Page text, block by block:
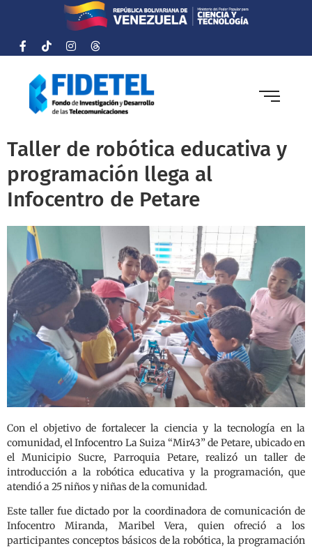
Taller de robótica educativa y
programación llega al
Infocentro de Petare
Con el objetivo de fortalecer la ciencia y la tecnología en la
comunidad, el Infocentro La Suiza “Mir43” de Petare, ubicado en
el Municipio Sucre, Parroquia Petare, realizó un taller de
introducción a la robótica educativa y la programación, que
atendió a 25 niños y niñas de la comunidad.
Este taller fue dictado por la coordinadora de comunicación de
Infocentro Miranda, Maribel Vera, quien ofreció a los
participantes conceptos básicos de la robótica, la programación